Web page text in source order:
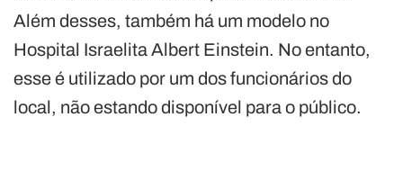
Além desses, também há um modelo no
Hospital Israelita Albert Einstein. No entanto,
esse é utilizado por um dos funcionários do
local, não estando disponível para o público.